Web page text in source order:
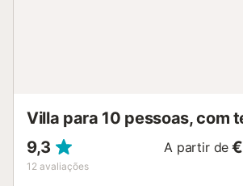
Villa para 10 pessoas, com
9,3
12 avaliações
A partir de